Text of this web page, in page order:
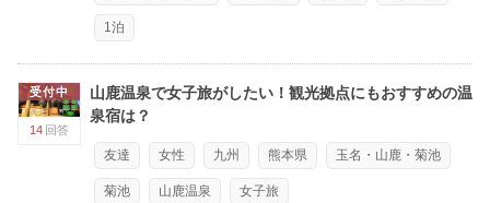
1泊
受付中
14 回答
山鹿温泉で女子旅がしたい！観光拠点にもおすすめの温
泉宿は？
友達 女性 九州 熊本県 玉名・山鹿・菊池
菊池 山鹿温泉 女子旅